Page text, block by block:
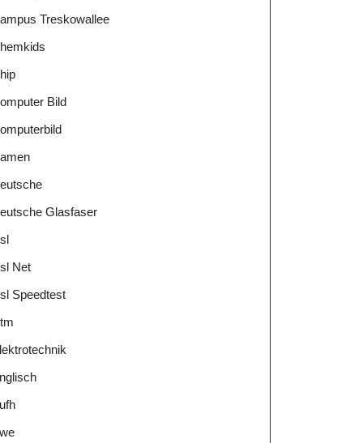
Treskowallee
Bild
Glasfaser
Net
Speedtest